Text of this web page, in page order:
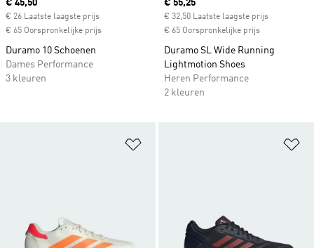
Current price
€ 45,50
€ 26 Laatste laagste prijs
€ 65 Oorspronkelijke prijs
Duramo 10 Schoenen
Dames Performance
3 kleuren
Current price
€ 55,25
€ 32,50 Laatste laagste prijs
€ 65 Oorspronkelijke prijs
Duramo SL Wide Running
Lightmotion Shoes
Heren Performance
2 kleuren